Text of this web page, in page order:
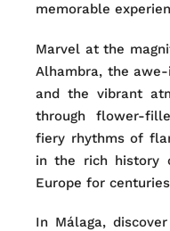
memorable
Marvel at the
Alhambra, the
and the vibrant
through flower-
fiery rhythms of
in the rich history
Europe for
In Málaga,